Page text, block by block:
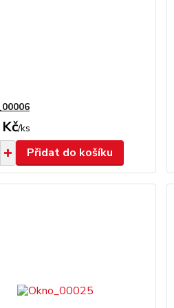
/ks
Přidat do košíku